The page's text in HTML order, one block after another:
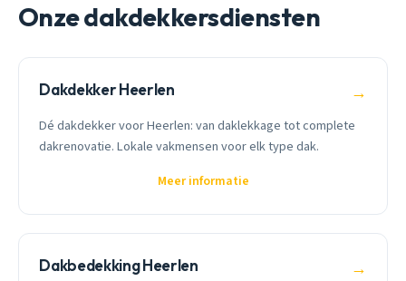
Onze dakdekkersdiensten
Dakdekker Heerlen →
Dé dakdekker voor Heerlen: van daklekkage tot complete
dakrenovatie. Lokale vakmensen voor elk type dak.
Meer informatie
Dakbedekking Heerlen →